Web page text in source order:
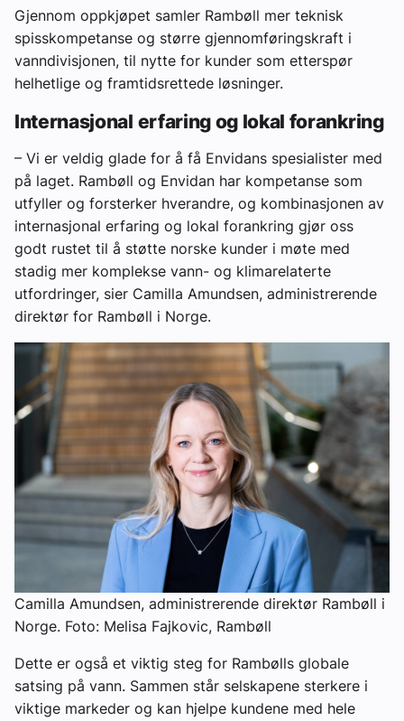
Gjennom oppkjøpet samler Rambøll mer teknisk
spisskompetanse og større gjennomføringskraft i
vanndivisjonen, til nytte for kunder som etterspør
helhetlige og framtidsrettede løsninger.
Internasjonal erfaring og lokal forankring
– Vi er veldig glade for å få Envidans spesialister med
på laget. Rambøll og Envidan har kompetanse som
utfyller og forsterker hverandre, og kombinasjonen av
internasjonal erfaring og lokal forankring gjør oss
godt rustet til å støtte norske kunder i møte med
stadig mer komplekse vann- og klimarelaterte
utfordringer, sier Camilla Amundsen, administrerende
direktør for Rambøll i Norge.
Camilla Amundsen, administrerende direktør Rambøll i
Norge. Foto: Melisa Fajkovic, Rambøll
Dette er også et viktig steg for Rambølls globale
satsing på vann. Sammen står selskapene sterkere i
viktige markeder og kan hjelpe kundene med hele